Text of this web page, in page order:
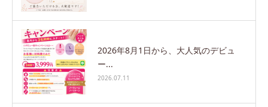
2026年8月1日から、大人気のデビュ
ー...
2026.07.11